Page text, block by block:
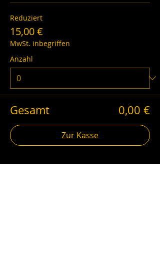
Reduziert
15,00 €
MwSt. inbegriffen
Anzahl
Gesamt 0,00 €
Zur Kasse